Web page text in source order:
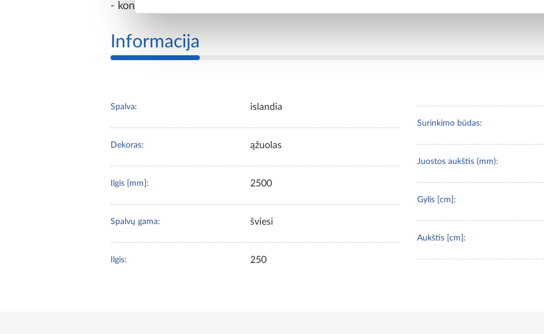
- konstrukcinė medžiaga: PVC,
Informacija
Spalva: islandia
Dekoras: ąžuolas
Ilgis [mm]: 2500
Spalvų gama: šviesi
Ilgis: 250
Surinkimo būdas:
Juostos aukštis (mm):
Gylis [cm]:
Aukštis [cm]: